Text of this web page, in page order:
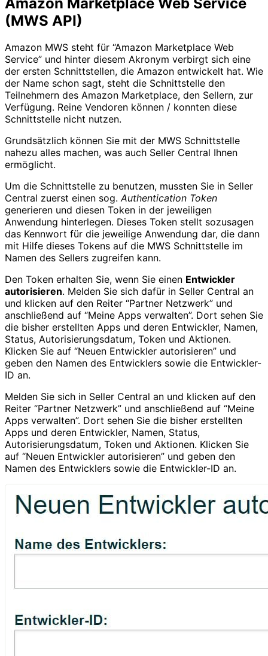
Amazon Marketplace Web Service
(MWS API)
Amazon MWS steht für “Amazon Marketplace Web
Service” und hinter diesem Akronym verbirgt sich eine
der ersten Schnittstellen, die Amazon entwickelt hat. Wie
der Name schon sagt, steht die Schnittstelle den
Teilnehmern des Amazon Marketplace, den Sellern, zur
Verfügung. Reine Vendoren können / konnten diese
Schnittstelle nicht nutzen.
Grundsätzlich können Sie mit der MWS Schnittstelle
nahezu alles machen, was auch Seller Central Ihnen
ermöglicht.
Um die Schnittstelle zu benutzen, mussten Sie in Seller
Central zuerst einen sog.Authentication Token
generieren und diesen Token in der jeweiligen
Anwendung hinterlegen. Dieses Token stellt sozusagen
das Kennwort für die jeweilige Anwendung dar, die dann
mit Hilfe dieses Tokens auf die MWS Schnittstelle im
Namen des Sellers zugreifen kann.
Den Token erhalten Sie, wenn Sie einen Entwickler
autorisieren. Melden Sie sich dafür in Seller Central an
und klicken auf den Reiter “Partner Netzwerk” und
anschließend auf “Meine Apps verwalten”. Dort sehen Sie
die bisher erstellten Apps und deren Entwickler, Namen,
Status, Autorisierungsdatum, Token und Aktionen.
Klicken Sie auf “Neuen Entwickler autorisieren” und
geben den Namen des Entwicklers sowie die Entwickler-
ID an.
Melden Sie sich in Seller Central an und klicken auf den
Reiter “Partner Netzwerk” und anschließend auf “Meine
Apps verwalten”. Dort sehen Sie die bisher erstellten
Apps und deren Entwickler, Namen, Status,
Autorisierungsdatum, Token und Aktionen. Klicken Sie
auf “Neuen Entwickler autorisieren” und geben den
Namen des Entwicklers sowie die Entwickler-ID an.